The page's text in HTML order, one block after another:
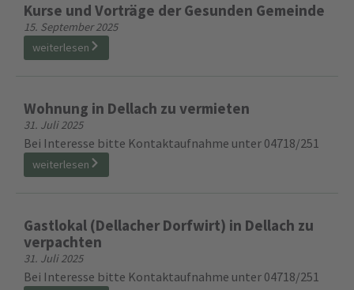
Kurse und Vorträge der Gesunden Gemeinde
15. September 2025
weiterlesen
Wohnung in Dellach zu vermieten
31. Juli 2025
Bei Interesse bitte Kontaktaufnahme unter 04718/251
weiterlesen
Gastlokal (Dellacher Dorfwirt) in Dellach zu
verpachten
31. Juli 2025
Bei Interesse bitte Kontaktaufnahme unter 04718/251